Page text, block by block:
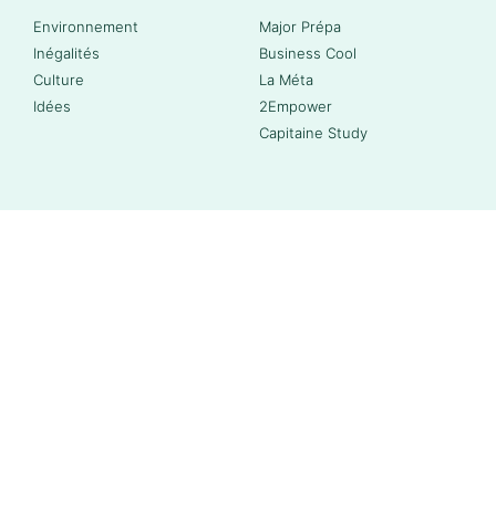
Environnement
Inégalités
Culture
Idées
Major Prépa
Business Cool
La Méta
2Empower
Capitaine Study